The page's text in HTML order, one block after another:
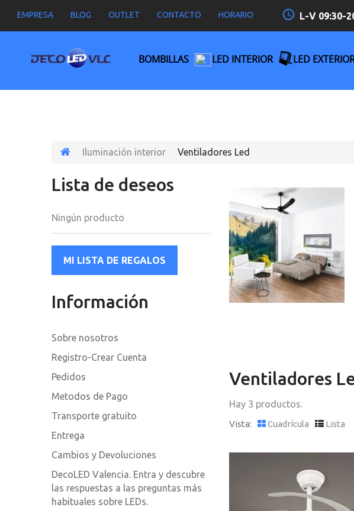
EMPRESA BLOG OUTLET CONTACTO HORARIO access_time L-V 09:30-
BOMBILLAS LED INTERIOR LED
Iluminación interior Ventiladores Led
Ventiladores
Hay 3 productos.
Vista: Cuadrícula Lista
Lista de deseos
Ningún producto
MI LISTA DE REGALOS
Información
Sobre nosotros
Registro-Crear Cuenta
Pedidos
Metodos de Pago
Transporte gratuito
Entrega
Cambios y Devoluciones
DecoLED Valencia. Entra y descubre
las respuestas a las preguntas más
habituales sobre LEDs.